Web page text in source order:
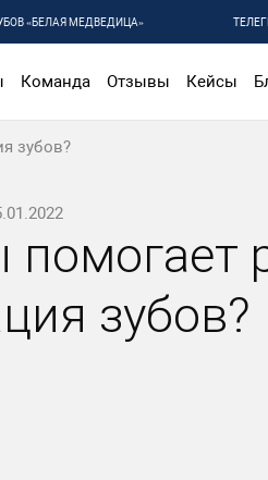
«БЕЛАЯ МЕДВЕДИЦА»
Команда Отзывы Кейсы
зубов?
зубов?